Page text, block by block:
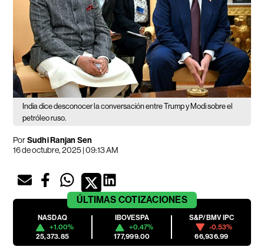
India dice desconocer la conversación entre Trump y Modi sobre el
petróleo ruso.
PorSudhi Ranjan Sen
16 de octubre, 2025 | 09:13 AM
ÚLTIMAS COTIZACIONES
NASDAQ
+1.00%
25,373.85
IBOVESPA
+0.47%
177,999.00
S&P/BMV IPC
-0.53%
66,936.99